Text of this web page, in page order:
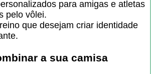
para amigas e atletas
pelo vôlei.
que desejam criar identidade
a sua camisa